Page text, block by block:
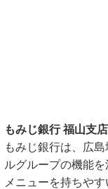
もみじ銀行 福山支
もみじ銀行は、広
ルグループの機能
メニューを持ちやす